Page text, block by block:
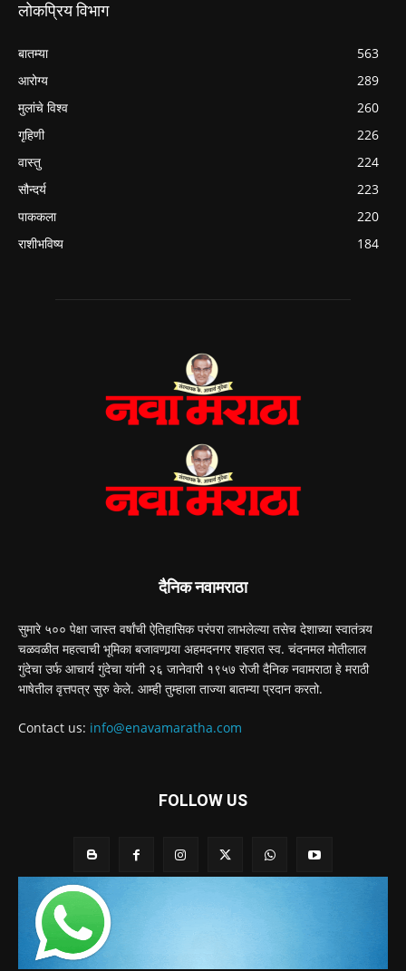
लोकप्रिय विभाग
बातम्या
563
आरोग्य
289
मुलांचे विश्व
260
गृहिणी
226
वास्तु
224
सौन्दर्य
223
पाककला
220
राशीभविष्य
184
दैनिक नवामराठा
सुमारे ५०० पेक्षा जास्त वर्षांची ऐतिहासिक परंपरा लाभलेल्या तसेच देशाच्या स्वातंत्र्य
चळवळीत महत्वाची भूमिका बजावणार्‍या अहमदनगर शहरात स्व. चंदनमल मोतीलाल
गुंदेचा उर्फ आचार्य गुंदेचा यांनी २६ जानेवारी १९५७ रोजी दैनिक नवामराठा हे मराठी
भाषेतील वृत्तपत्र सुरु केले. आम्ही तुम्हाला ताज्या बातम्या प्रदान करतो.
Contact us: info@enavamaratha.com
FOLLOW US